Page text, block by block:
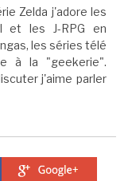
Zelda j'adore les
et les J-RPG en
les séries télé
à la "geekerie".
j'aime parler